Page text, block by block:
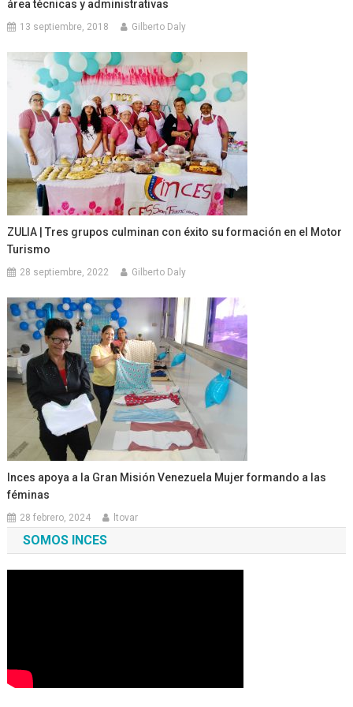
área técnicas y administrativas
13 septiembre, 2018 Gilberto Daly
ZULIA | Tres grupos culminan con éxito su formación en el Motor
Turismo
28 septiembre, 2022 Gilberto Daly
Inces apoya a la Gran Misión Venezuela Mujer formando a las
féminas
28 febrero, 2024 ltovar
SOMOS INCES